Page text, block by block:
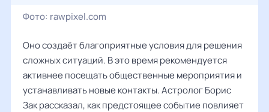
Фото: rawpixel.com
Оно создаёт благоприятные условия для решения
сложных ситуаций. В это время рекомендуется
активнее посещать общественные мероприятия и
устанавливать новые контакты. Астролог Борис
Зак рассказал, как предстоящее событие повлияет